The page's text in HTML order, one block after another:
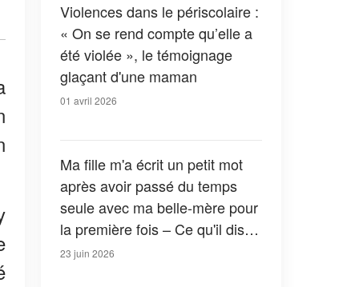
Violences dans le périscolaire :
« On se rend compte qu’elle a
été violée », le témoignage
glaçant d'une maman
01 avril 2026
Ma fille m'a écrit un petit mot
après avoir passé du temps
seule avec ma belle-mère pour
la première fois – Ce qu'il disait
m'a laissé bouche bée
23 juin 2026